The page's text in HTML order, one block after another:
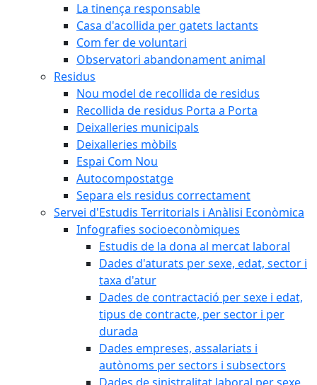
La tinença responsable
Casa d'acollida per gatets lactants
Com fer de voluntari
Observatori abandonament animal
Residus
Nou model de recollida de residus
Recollida de residus Porta a Porta
Deixalleries municipals
Deixalleries mòbils
Espai Com Nou
Autocompostatge
Separa els residus correctament
Servei d'Estudis Territorials i Anàlisi Econòmica
Infografies socioeconòmiques
Estudis de la dona al mercat laboral
Dades d'aturats per sexe, edat, sector i
taxa d'atur
Dades de contractació per sexe i edat,
tipus de contracte, per sector i per
durada
Dades empreses, assalariats i
autònoms per sectors i subsectors